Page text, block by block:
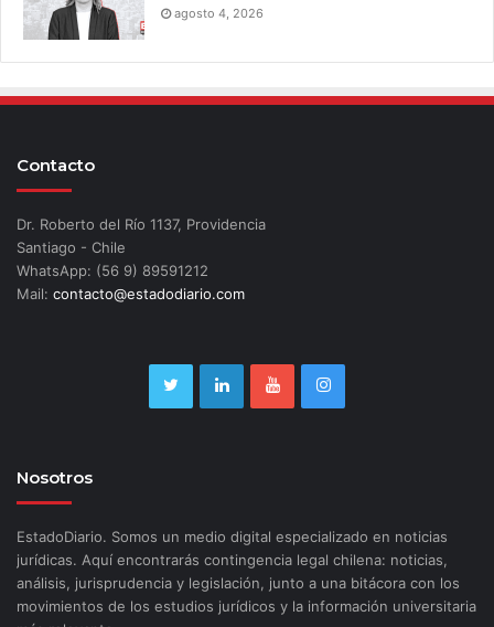
agosto 4, 2026
Contacto
Dr. Roberto del Río 1137, Providencia
Santiago - Chile
WhatsApp: (56 9) 89591212
Mail: contacto@estadodiario.com
Nosotros
EstadoDiario. Somos un medio digital especializado en noticias
jurídicas. Aquí encontrarás contingencia legal chilena: noticias,
análisis, jurisprudencia y legislación, junto a una bitácora con los
movimientos de los estudios jurídicos y la información universitaria